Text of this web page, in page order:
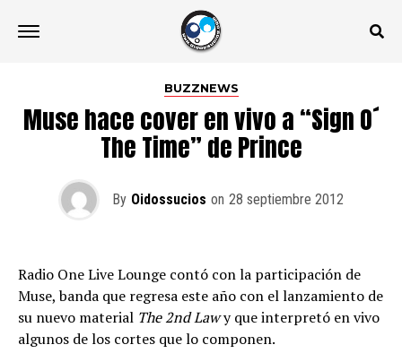
BUZZNEWS
Muse hace cover en vivo a “Sign O´
The Time” de Prince
By Oidossucios on 28 septiembre 2012
Radio One Live Lounge contó con la participación de
Muse, banda que regresa este año con el lanzamiento de
su nuevo material The 2nd Lawy que interpretó en vivo
algunos de los cortes que lo componen.